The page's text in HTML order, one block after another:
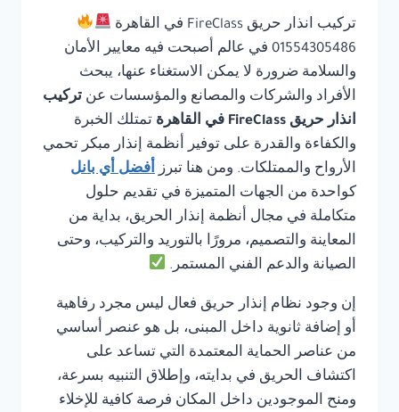
تركيب انذار حريق FireClass في القاهرة
01554305486 في عالم أصبحت فيه معايير الأمان
والسلامة ضرورة لا يمكن الاستغناء عنها، يبحث
الأفراد والشركات والمصانع والمؤسسات عن تركيب
انذار حريق FireClass في القاهرة
تمتلك الخبرة
والكفاءة والقدرة على توفير أنظمة إنذار مبكر تحمي
الأرواح والممتلكات. ومن هنا تبرز أفضل أي بانل
كواحدة من الجهات المتميزة في تقديم حلول
متكاملة في مجال أنظمة إنذار الحريق، بداية من
المعاينة والتصميم، مرورًا بالتوريد والتركيب، وحتى
الصيانة والدعم الفني المستمر.
إن وجود نظام إنذار حريق فعال ليس مجرد رفاهية
أو إضافة ثانوية داخل المبنى، بل هو عنصر أساسي
من عناصر الحماية المعتمدة التي تساعد على
اكتشاف الحريق في بدايته، وإطلاق التنبيه بسرعة،
ومنح الموجودين داخل المكان فرصة كافية للإخلاء